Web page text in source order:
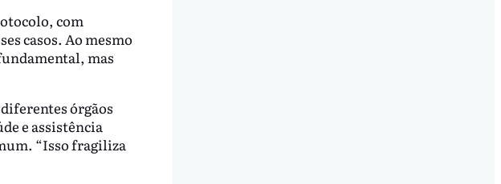
com
casos. Ao mesmo
mas
órgãos
e assistência
“Isso fragiliza